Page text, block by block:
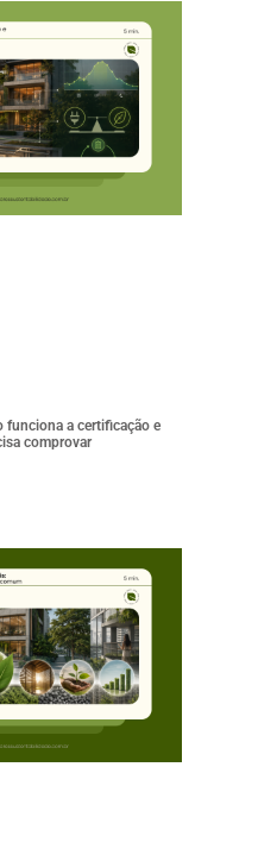
funciona a certificação e
comprovar